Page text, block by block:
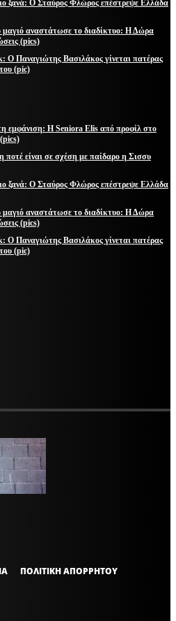
ξανά: Ο Σταύρος Φλώρος επέστρεψε Ελλάδα
αναστάτωσε το διαδίκτυο: Η Δώρα
(pics)
Ο Παναγιώτης Βασιλάκος γίνεται πατέρας
(pic)
εμφάνιση: Η Seniora Elis από προφίλ στο
είναι σε σχέση με παίδαρο η Σισσυ
ξανά: Ο Σταύρος Φλώρος επέστρεψε Ελλάδα
αναστάτωσε το διαδίκτυο: Η Δώρα
(pics)
Ο Παναγιώτης Βασιλάκος γίνεται πατέρας
(pic)
ΠΟΛΙΤΙΚΗ ΑΠΟΡΡΗΤΟΥ